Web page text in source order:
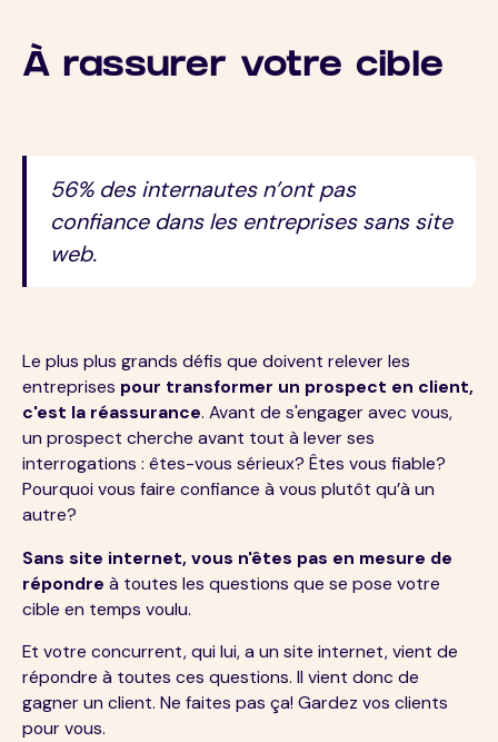
À rassurer votre cible
56% des internautes n’ont pas
confiance dans les entreprises sans site
web.
Le plus plus grands défis que doivent relever les
entreprises pour transformer un prospect en client,
c'est la réassurance. Avant de s'engager avec vous,
un prospect cherche avant tout à lever ses
interrogations : êtes-vous sérieux? Êtes vous fiable?
Pourquoi vous faire confiance à vous plutôt qu’à un
autre?
Sans site internet, vous n'êtes pas en mesure de
répondre à toutes les questions que se pose votre
cible en temps voulu.
Et votre concurrent, qui lui, a un site internet, vient de
répondre à toutes ces questions. Il vient donc de
gagner un client. Ne faites pas ça! Gardez vos clients
pour vous.